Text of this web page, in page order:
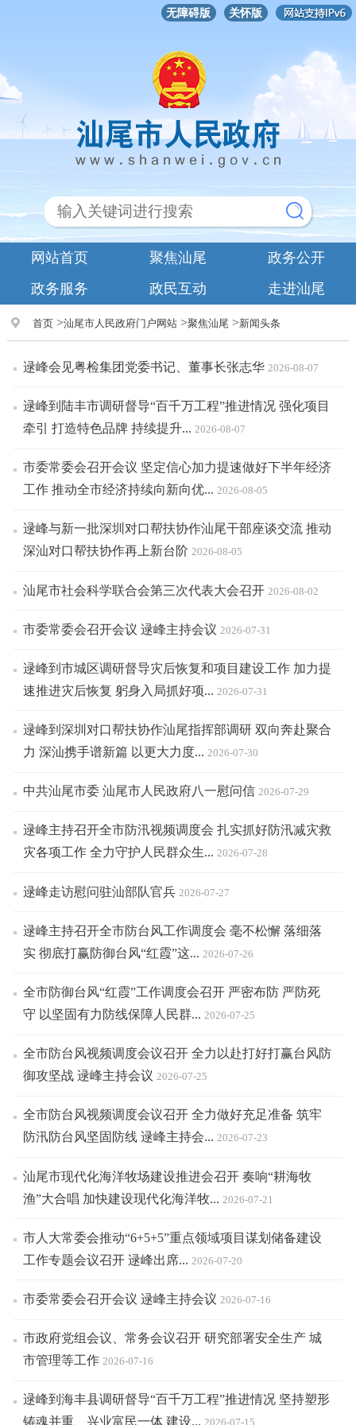
无障碍版 关怀版
网站首页 聚焦汕尾
政务公开
政务服务
政民互动 走进汕尾
首页>汕尾市人民政府门户网站>聚焦汕尾 >新闻头条
逯峰会见粤检集团党委书记、董事长张志华 2026-08-07
逯峰到陆丰市调研督导“百千万工程”推进情况 强化项目
牵引 打造特色品牌 持续提升... 2026-08-07
市委常委会召开会议 坚定信心加力提速做好下半年经济
工作 推动全市经济持续向新向优... 2026-08-05
逯峰与新一批深圳对口帮扶协作汕尾干部座谈交流 推动
深汕对口帮扶协作再上新台阶 2026-08-05
汕尾市社会科学联合会第三次代表大会召开 2026-08-02
市委常委会召开会议 逯峰主持会议 2026-07-31
逯峰到市城区调研督导灾后恢复和项目建设工作 加力提
速推进灾后恢复 躬身入局抓好项... 2026-07-31
逯峰到深圳对口帮扶协作汕尾指挥部调研 双向奔赴聚合
力 深汕携手谱新篇 以更大力度... 2026-07-30
中共汕尾市委 汕尾市人民政府八一慰问信 2026-07-29
逯峰主持召开全市防汛视频调度会 扎实抓好防汛减灾救
灾各项工作 全力守护人民群众生... 2026-07-28
逯峰走访慰问驻汕部队官兵 2026-07-27
逯峰主持召开全市防台风工作调度会 毫不松懈 落细落
实 彻底打赢防御台风“红霞”这... 2026-07-26
全市防御台风“红霞”工作调度会召开 严密布防 严防死
守 以坚固有力防线保障人民群... 2026-07-25
全市防台风视频调度会议召开 全力以赴打好打赢台风防
御攻坚战 逯峰主持会议 2026-07-25
全市防台风视频调度会议召开 全力做好充足准备 筑牢
防汛防台风坚固防线 逯峰主持会... 2026-07-23
汕尾市现代化海洋牧场建设推进会召开 奏响“耕海牧
渔”大合唱 加快建设现代化海洋牧... 2026-07-21
市人大常委会推动“6+5+5”重点领域项目谋划储备建设
工作专题会议召开 逯峰出席... 2026-07-20
市委常委会召开会议 逯峰主持会议 2026-07-16
市政府党组会议、常务会议召开 研究部署安全生产 城
市管理等工作 2026-07-16
逯峰到海丰县调研督导“百千万工程”推进情况 坚持塑形
铸魂并重、兴业富民一体 建设...